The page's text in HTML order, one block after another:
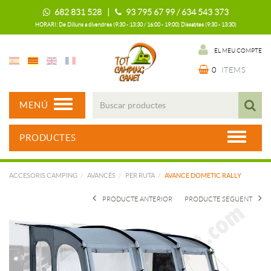
682 831 528 | 93 795 67 99 / 634 543 373
HORARI: De Dilluns a divendres (9:30 - 13:30 / 16:00 - 19:00) Dissabtes (9:30 - 13:30)
EL MEU COMPTE
0 ITEMS
MENÚ
PRODUCTES
ACCESORIS CAMPING AVANCÉS PER RUTA AVANCE DOMETIC RALLY
PRODUCTE SEGUENT
PRODUCTE ANTERIOR